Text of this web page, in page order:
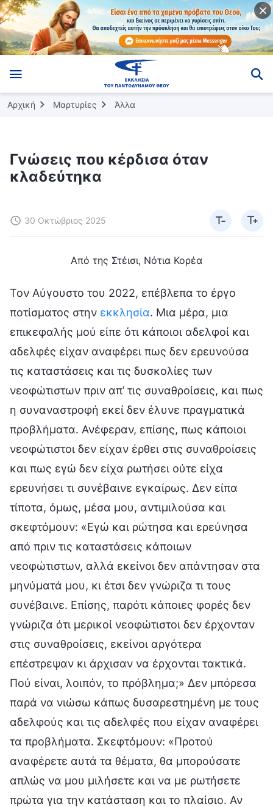
Αρχική Μαρτυρίες Άλλα
Γνώσεις που κέρδισα όταν
κλαδεύτηκα
30 Οκτώβριος 2025
Από της Στέισι, Νότια Κορέα
Τον Αύγουστο του 2022, επέβλεπα το έργο
ποτίσματος στην εκκλησία. Μια μέρα, μια
επικεφαλής μού είπε ότι κάποιοι αδελφοί και
αδελφές είχαν αναφέρει πως δεν ερευνούσα
τις καταστάσεις και τις δυσκολίες των
νεοφώτιστων πριν απ’ τις συναθροίσεις, και πως
η συναναστροφή εκεί δεν έλυνε πραγματικά
προβλήματα. Ανέφεραν, επίσης, πως κάποιοι
νεοφώτιστοι δεν είχαν έρθει στις συναθροίσεις
και πως εγώ δεν είχα ρωτήσει ούτε είχα
ερευνήσει τι συνέβαινε εγκαίρως. Δεν είπα
τίποτα, όμως, μέσα μου, αντιμιλούσα και
σκεφτόμουν: «Εγώ και ρώτησα και ερεύνησα
από πριν τις καταστάσεις κάποιων
νεοφώτιστων, αλλά εκείνοι δεν απάντησαν στα
μηνύματά μου, κι έτσι δεν γνώριζα τι τους
συνέβαινε. Επίσης, παρότι κάποιες φορές δεν
γνώριζα ότι μερικοί νεοφώτιστοι δεν έρχονταν
στις συναθροίσεις, εκείνοι αργότερα
επέστρεψαν κι άρχισαν να έρχονται τακτικά.
Πού είναι, λοιπόν, το πρόβλημα;» Δεν μπόρεσα
παρά να νιώσω κάπως δυσαρεστημένη με τους
αδελφούς και τις αδελφές που είχαν αναφέρει
τα προβλήματα. Σκεφτόμουν: «Προτού
αναφέρετε αυτά τα θέματα, θα μπορούσατε
απλώς να μου μιλήσετε και να με ρωτήσετε
πρώτα για την κατάσταση και το πλαίσιο. Αν